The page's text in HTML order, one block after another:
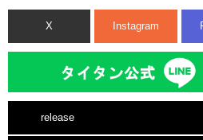
X Instagram
release